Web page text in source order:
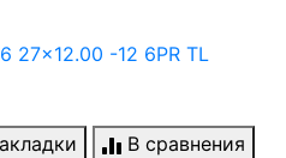
27x12.00 -12 6PR TL
В сравнения